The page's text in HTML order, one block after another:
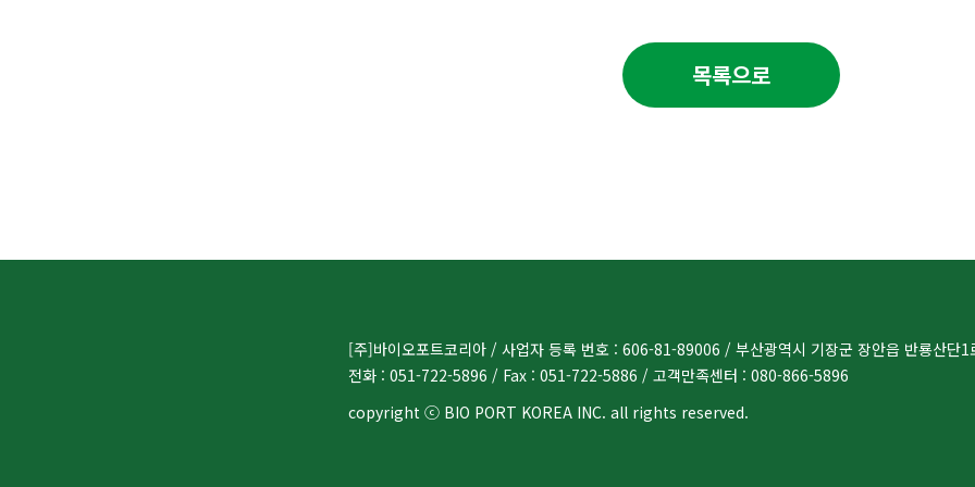
목록으로
[주]바이오포트코리아 / 사업자 등록 번호 : 606-81-89006 / 부산광역시 기장군 장안읍 반룡산단
전화 : 051-722-5896 / Fax : 051-722-5886 / 고객만족센터 : 080-866-5896
copyright ⓒ BIO PORT KOREA INC. all rights reserved.